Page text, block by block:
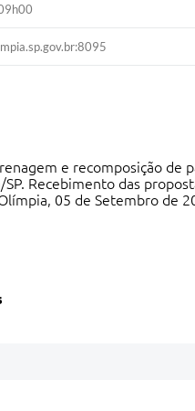
e recomposição de
Recebimento das
05 de Setembro de